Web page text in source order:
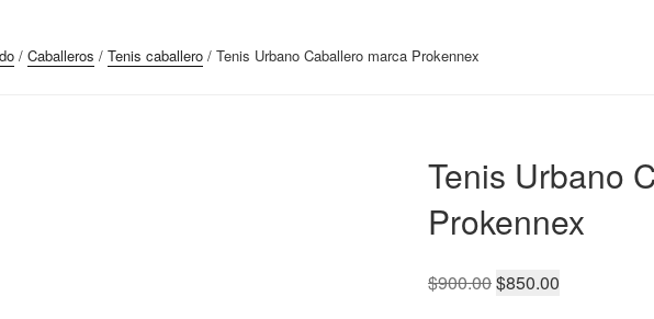
/ Caballeros / Tenis caballero / Tenis Urbano Caballero marca Prokennex
Tenis Urbano
Prokennex
$900.00Original
$850.00